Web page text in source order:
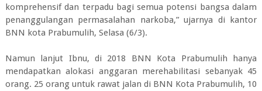
komprehensif dan terpadu bagi semua potensi bangsa dalam
penanggulangan permasalahan narkoba,” ujarnya di kantor
BNN kota Prabumulih, Selasa (6/3).
Namun lanjut Ibnu, di 2018 BNN Kota Prabumulih hanya
mendapatkan alokasi anggaran merehabilitasi sebanyak 45
orang. 25 orang untuk rawat jalan di BNN Kota Prabumulih, 10